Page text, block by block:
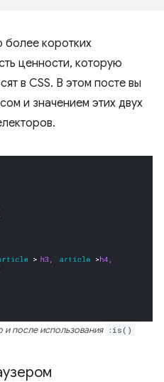
более коротких
ценности, которую
в CSS. В этом посте вы
и значением этих двух
и после использования :is()